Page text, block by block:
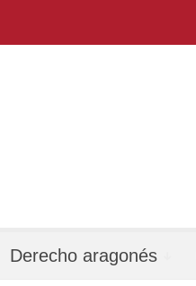
Derecho aragonés